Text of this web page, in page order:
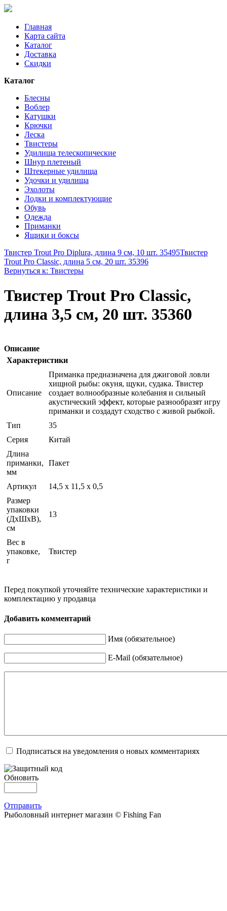
Главная
Карта сайта
Каталог
Доставка
Скидки
Каталог
Блесны
Воблер
Катушки
Крючки
Леска
Твистеры
Удилища телескопические
Шнур плетеный
Штекерные удилища
Удочки и удилища
Эхолоты
Лодки и комплектующие
Обувь
Одежда
Приманки
Ящики и боксы
Твистер Trout Pro Diplura, длина 9 см, 10 шт. 35495Твистер
Trout Pro Classic, длина 5 см, 20 шт. 35396
Вернуться к: Твистеры
Твистер Trout Pro Classic,
длина 3,5 см, 20 шт. 35360
Описание
Характеристики
Описание
Приманка предназначена для джиговой ловли
хищной рыбы: окуня, щуки, судака. Твистер
создает волнообразные колебания и сильный
акустический эффект, которые разнообразят игру
приманки и создадут сходство с живой рыбкой.
Тип
35
Серия
Китай
Длина
приманки,
мм
Пакет
Артикул
14,5 х 11,5 х 0,5
Размер
упаковки
(ДхШхВ),
см
13
Вес в
упаковке,
г
Твистер
Перед покупкой уточняйте технические характеристики и
комплектацию у продавца
Добавить комментарий
Имя (обязательное)
E-Mail (обязательное)
Подписаться на уведомления о новых комментариях
Обновить
Отправить
Рыболовный интернет магазин © Fishing Fan